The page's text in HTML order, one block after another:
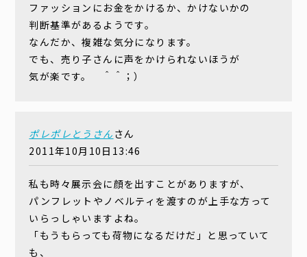
ファッションにお金をかけるか、かけないかの
判断基準があるようです。
なんだか、複雑な気分になります。
でも、売り子さんに声をかけられないほうが
気が楽です。 ＾＾；）
ポレポレとうさん さん
2011年10月10日13:46
私も時々展示会に顔を出すことがありますが、
パンフレットやノベルティを渡すのが上手な方って
いらっしゃいますよね。
「もうもらっても荷物になるだけだ」と思っていて
も、